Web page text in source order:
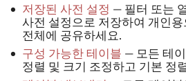
저장된 사전 설정 — 필터 또는
사전 설정으로 저장하여 개인
전체에 공유하세요.
구성 가능한 테이블 — 모든 테
정렬 및 크기 조정하고 기본 정